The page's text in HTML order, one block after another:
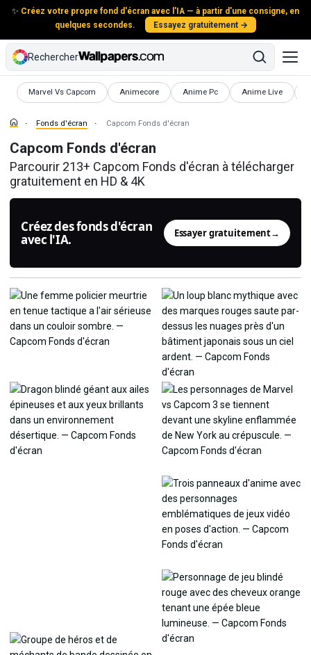
✨ Créez votre propre fond d'écran avec l'IA — à partir d'une consigne, en
quelques secondes.
Essayez gratuitement →
Rechercher
Marvel Vs Capcom
Fonds d'écran Animecore
Fonds d'écran Anime Pc
Fonds d'écran Anime Live
Fonds d'écran
Fonds d'écran Capcom Fonds d'écran
Capcom Fonds d'écran
Parcourir 213+ Capcom Fonds d'écran à télécharger
gratuitement en HD & 4K
Créez des fonds d'écran
avec l'IA.
Essayer gratuitement→